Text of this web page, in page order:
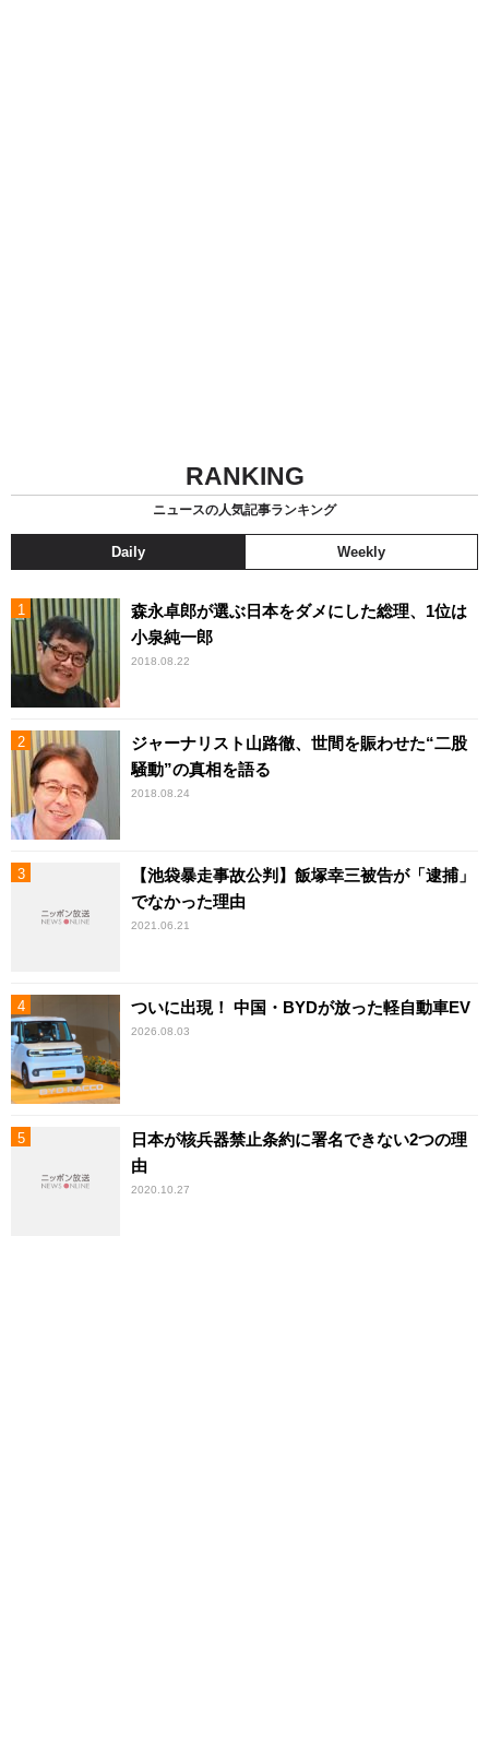
RANKING
ニュースの人気記事ランキング
Daily Weekly
森永卓郎が選ぶ日本をダメにした総理、1位は
小泉純一郎
2018.08.22
ジャーナリスト山路徹、世間を賑わせた“二股
騒動”の真相を語る
2018.08.24
【池袋暴走事故公判】飯塚幸三被告が「逮捕」
でなかった理由
2021.06.21
ついに出現！ 中国・BYDが放った軽自動車EV
2026.08.03
日本が核兵器禁止条約に署名できない2つの理
由
2020.10.27